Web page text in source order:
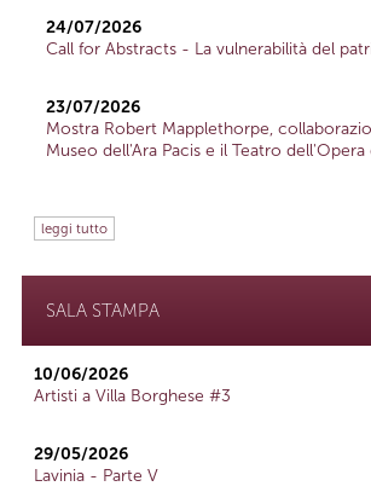
24/07/2026
Call for Abstracts - La vulnerabilità del
23/07/2026
Mostra Robert Mapplethorpe,
Museo dell'Ara Pacis e il Teatro dell'Opera
leggi tutto
SALA STAMPA
10/06/2026
Artisti a Villa Borghese #3
29/05/2026
Lavinia - Parte V